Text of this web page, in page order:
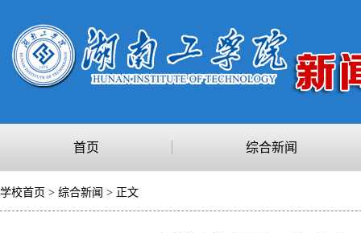
首页 综合新闻
学校首页 > 综合新闻 > 正文